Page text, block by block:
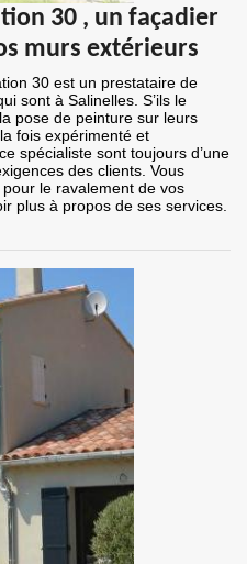
30 , un façadier
murs extérieurs
30 est un prestataire de
sont à Salinelles. S’ils le
pose de peinture sur leurs
fois expérimenté et
spécialiste sont toujours d’une
des clients. Vous
le ravalement de vos
plus à propos de ses services.